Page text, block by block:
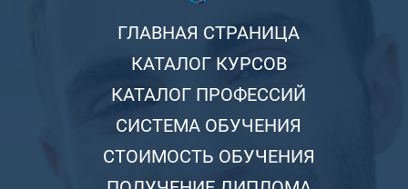
ГЛАВНАЯ СТРАНИЦА
КАТАЛОГ КУРСОВ
КАТАЛОГ ПРОФЕССИЙ
СИСТЕМА ОБУЧЕНИЯ
СТОИМОСТЬ ОБУЧЕНИЯ